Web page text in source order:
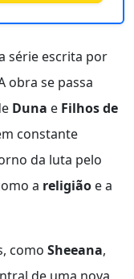
série escrita por
obra se passa
Duna e Filhos de
constante
da luta pelo
a religião e a
como Sheeana,